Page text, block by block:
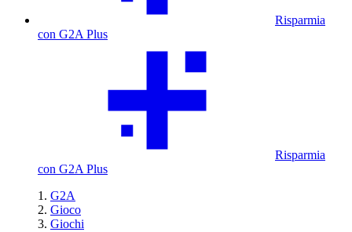
Risparmia
con G2A Plus
Risparmia
con G2A Plus
G2A
Gioco
Giochi